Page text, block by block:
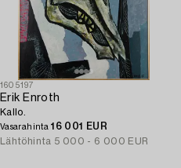
1605197
Erik Enroth
Kallo.
Vasarahinta16 001 EUR
Lähtöhinta 5 000 - 6 000 EUR